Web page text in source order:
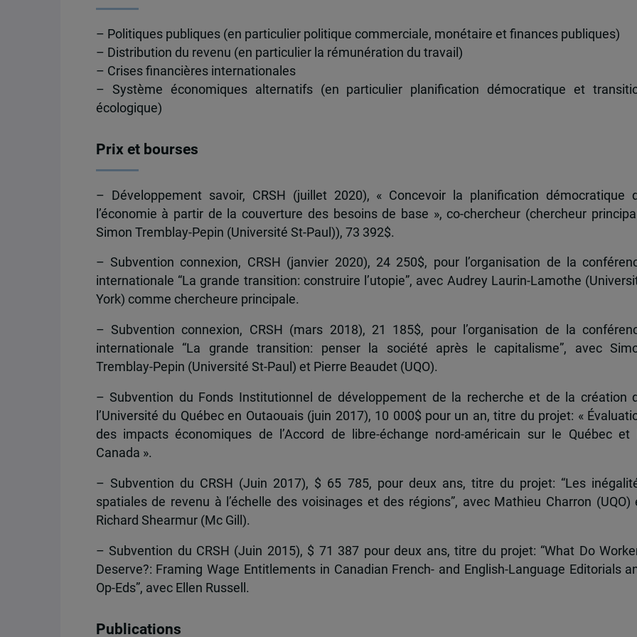
– Politiques publiques (en particulier politique commerciale, monétaire et finances publiques)
– Distribution du revenu (en particulier la rémunération du travail)
– Crises financières internationales
– Système économiques alternatifs (en particulier planification démocratique et
écologique)
Prix et bourses
– Développement savoir, CRSH (juillet 2020), « Concevoir la planification démocratique
l’économie à partir de la couverture des besoins de base », co-chercheur (chercheur
Simon Tremblay-Pepin (Université St-Paul)), 73 392$.
– Subvention connexion, CRSH (janvier 2020), 24 250$, pour l’organisation de la
internationale “La grande transition: construire l’utopie”, avec Audrey Laurin-Lamothe
York) comme chercheure principale.
– Subvention connexion, CRSH (mars 2018), 21 185$, pour l’organisation de la
internationale “La grande transition: penser la société après le capitalisme”, avec
Tremblay-Pepin (Université St-Paul) et Pierre Beaudet (UQO).
– Subvention du Fonds Institutionnel de développement de la recherche et de la création
l’Université du Québec en Outaouais (juin 2017), 10 000$ pour un an, titre du projet: «
des impacts économiques de l’Accord de libre-échange nord-américain sur le Québec et
Canada ».
– Subvention du CRSH (Juin 2017), $ 65 785, pour deux ans, titre du projet: “Les
spatiales de revenu à l’échelle des voisinages et des régions”, avec Mathieu Charron (UQO)
Richard Shearmur (Mc Gill).
– Subvention du CRSH (Juin 2015), $ 71 387 pour deux ans, titre du projet: “What Do
Deserve?: Framing Wage Entitlements in Canadian French- and English-Language Editorials
Op-Eds”, avec Ellen Russell.
Publications